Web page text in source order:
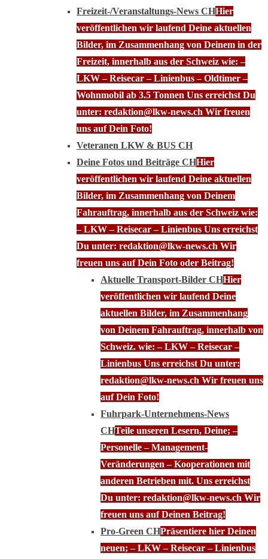
Freizeit-/Veranstaltungs-News CHHier
veröffentlichen wir laufend Deine aktuellen
Bilder, im Zusammenhang von Deinem in der
Freizeit, innerhalb aus der Schweiz wie: –
LKW – Reisecar – Linienbus – Oldtimer –
Wohnmobil ab 3.5 Tonnen Uns erreichst Du
unter: redaktion@lkw-news.ch Wir freuen
uns auf Dein Foto!
Veteranen LKW & BUS CH
Deine Fotos und Beiträge CHHier
veröffentlichen wir laufend Deine aktuellen
Bilder, im Zusammenhang von Deinem
Fahrauftrag, innerhalb aus der Schweiz wie:
– LKW – Reisecar – Linienbus Uns erreichst
Du unter: redaktion@lkw-news.ch Wir
freuen uns auf Dein Foto oder Beitrag!
Aktuelle Transport-Bilder CHHier
veröffentlichen wir laufend Deine
aktuellen Bilder, im Zusammenhang
von Deinem Fahrauftrag, innerhalb von
Schweiz. wie: – LKW – Reisecar –
Linienbus Uns erreichst Du unter:
redaktion@lkw-news.ch Wir freuen uns
auf Dein Foto!
Fuhrpark-Unternehmens-News
CHTeile unseren Lesern, Deine; –
Personelle – Management-
Veränderungen – Kooperationen mit
anderen Betrieben mit. Uns erreichst
Du unter: redaktion@lkw-news.ch Wir
freuen uns auf Deinen Beitrag!
Pro-Green CHPräsentiere hier Deinen
neuen; – LKW – Reisecar – Linienbus